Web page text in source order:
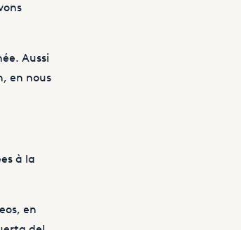
Aussi
en nous
à la
en